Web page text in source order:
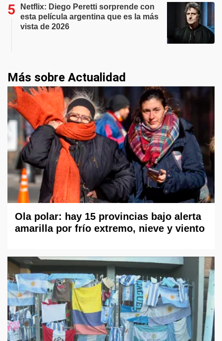
Netflix: Diego Peretti sorprende con
esta película argentina que es la más
vista de 2026
Más sobre Actualidad
Ola polar: hay 15 provincias bajo alerta
amarilla por frío extremo, nieve y viento